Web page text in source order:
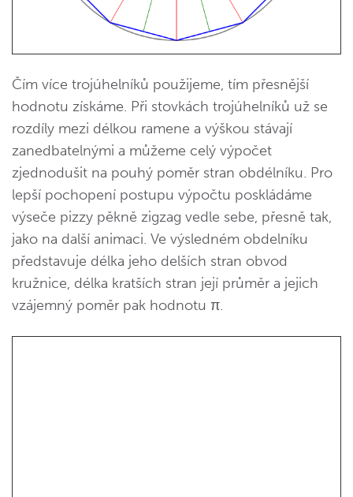
Čím více trojúhelníků použijeme, tím přesnější
hodnotu získáme. Při stovkách trojúhelníků už se
rozdíly mezi délkou ramene a výškou stávají
zanedbatelnými a můžeme celý výpočet
zjednodušit na pouhý poměr stran obdélníku. Pro
lepší pochopení postupu výpočtu poskládáme
výseče pizzy pěkně zigzag vedle sebe, přesně tak,
jako na další animaci. Ve výsledném obdelníku
představuje délka jeho delších stran obvod
kružnice, délka kratších stran její průměr a jejich
vzájemný poměr pak hodnotu π.